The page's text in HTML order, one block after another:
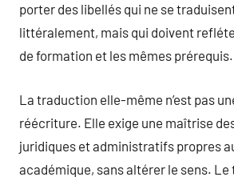
porter des libellés qui ne se
littéralement, mais qui doivent
de formation et les mêmes prérequis.
La traduction elle-même n’est pas
réécriture. Elle exige une maîtrise
juridiques et administratifs propres
académique, sans altérer le sens.